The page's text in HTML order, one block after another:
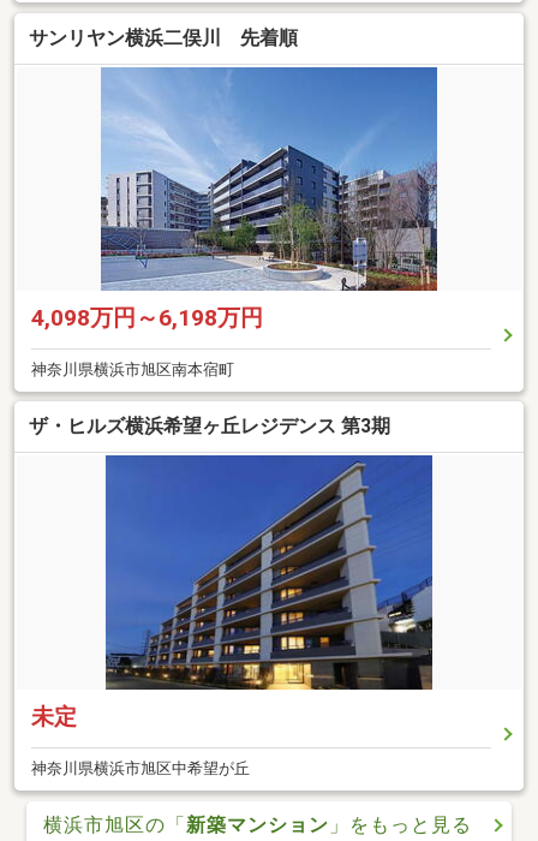
サンリヤン横浜二俣川 先着順
4,098万円～6,198万円
神奈川県横浜市旭区南本宿町
ザ・ヒルズ横浜希望ヶ丘レジデンス 第3期
未定
神奈川県横浜市旭区中希望が丘
横浜市旭区の「新築マンション 」をもっと見る